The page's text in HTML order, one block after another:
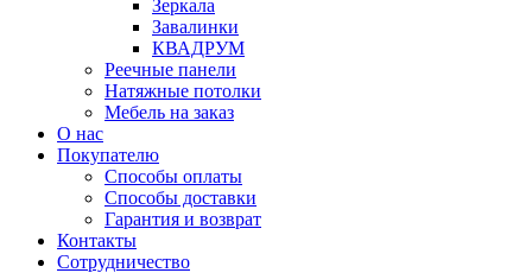
Зеркала
Завалинки
КВАДРУМ
Реечные панели
Натяжные потолки
Мебель на заказ
О нас
Покупателю
Способы оплаты
Способы доставки
Гарантия и возврат
Контакты
Сотрудничество